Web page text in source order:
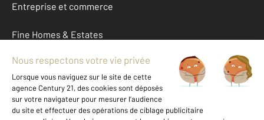
Entreprise et commerce
Fine Homes & Estates
À propos
International